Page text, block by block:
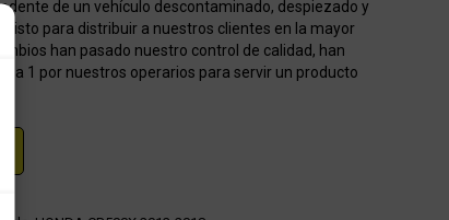
de un vehículo descontaminado, despiezado y
listo para distribuir a nuestros clientes en la mayor
han pasado nuestro control de calidad, han
1 a 1 por nuestros operarios para servir un producto